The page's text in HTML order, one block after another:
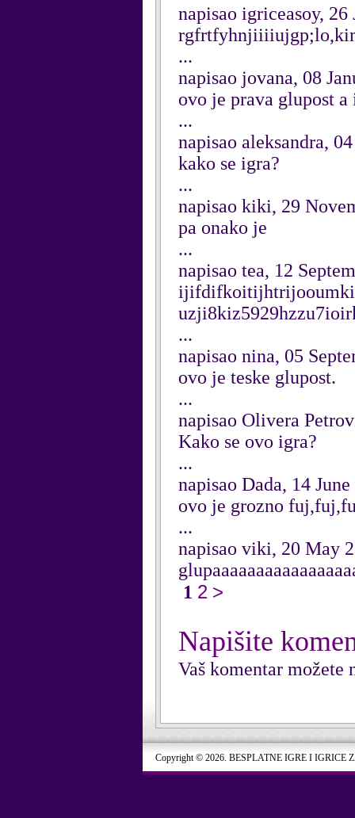
napisao igriceasoy, 26
...
napisao jovana, 08
ovo je prava glupost a
...
napisao aleksandra,
kako se igra?
...
napisao kiki, 29
pa onako je
...
napisao tea, 12
...
napisao nina, 05
ovo je teske glupost.
...
napisao Olivera
Kako se ovo igra?
...
napisao Dada, 14
ovo je grozno
...
napisao viki, 20 May
1 2 >
Napišite
Vaš komentar možete
Copyright © 2026. BESPLATNE IGRE I IGRICE